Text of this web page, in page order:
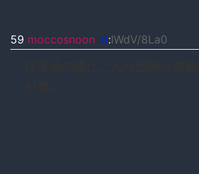
59 moccosnoon id:IWdV/8La0